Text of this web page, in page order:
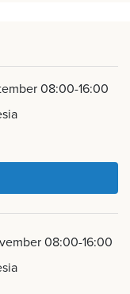
08:00-16:00
08:00-16:00